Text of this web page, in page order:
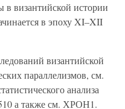
в византийской истории
в эпоху XI–XII
византийской
параллелизмов, см.
анализа
а также см. ХРОН1.